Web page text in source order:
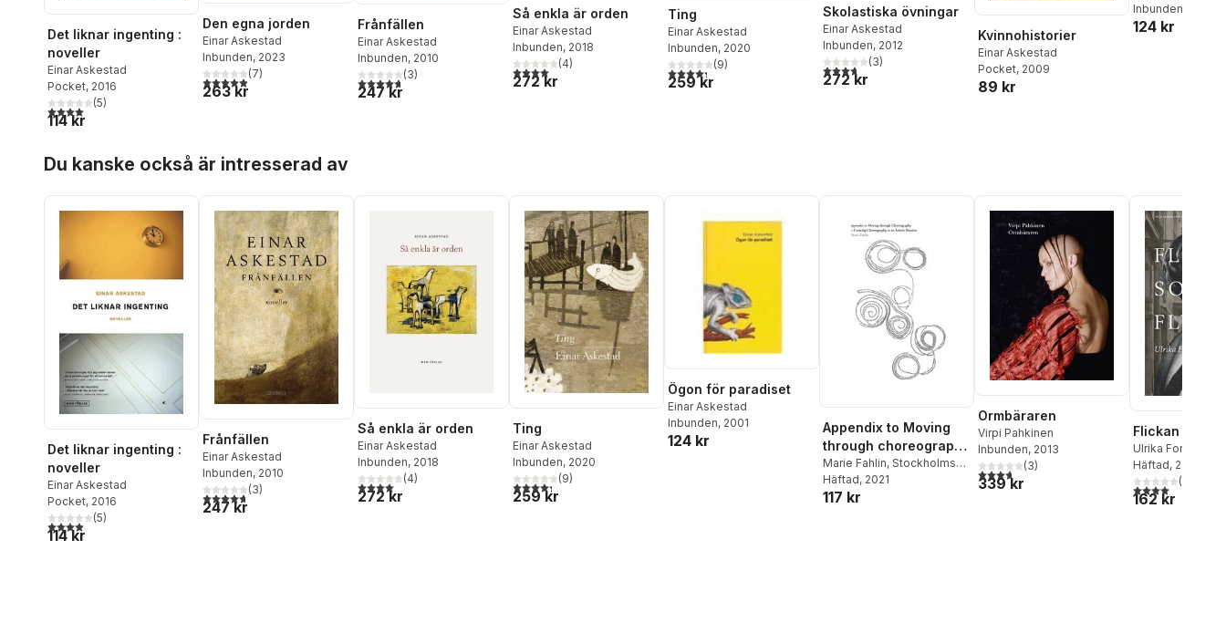
Det liknar ingenting :
noveller
Einar Askestad
Pocket, 2016
4,0utav 5 stjärnor. Totalt antal röster:
(5)
114 kr
Den egna jorden
Einar Askestad
Inbunden, 2023
4,9utav 5 stjärnor. Totalt antal röster:
(7)
263 kr
Frånfällen
Einar Askestad
Inbunden, 2010
4,7utav 5 stjärnor. Totalt antal röster:
(3)
247 kr
Så enkla är orden
Einar Askestad
Inbunden, 2018
4,0utav 5 stjärnor. Totalt antal röster:
(4)
272 kr
Ting
Einar Askestad
Inbunden, 2020
4,3utav 5 stjärnor. Totalt antal röster:
(9)
259 kr
Skolastiska övningar
Einar Askestad
Inbunden, 2012
3,7utav 5 stjärnor. Totalt antal röster:
(3)
272 kr
Kvinnohistorier
Einar Askestad
Pocket, 2009
89 kr
Inbunden
124 kr
Du kanske också är intresserad av
Det liknar ingenting :
noveller
Einar Askestad
Pocket, 2016
4,0utav 5 stjärnor. Totalt antal röster:
(5)
114 kr
Frånfällen
Einar Askestad
Inbunden, 2010
4,7utav 5 stjärnor. Totalt antal röster:
(3)
247 kr
Så enkla är orden
Einar Askestad
Inbunden, 2018
4,0utav 5 stjärnor. Totalt antal röster:
(4)
272 kr
Ting
Einar Askestad
Inbunden, 2020
4,3utav 5 stjärnor. Totalt antal röster:
(9)
259 kr
Ögon för paradiset
Einar Askestad
Inbunden, 2001
124 kr
Appendix to Moving
through choreography
: curating
choreography as an
artistic practice
Marie Fahlin, Stockholms
konstnärliga högskola
(SKH)
Häftad, 2021
117 kr
Ormbäraren
Virpi Pahkinen
Inbunden, 2013
3,7utav 5 stjärnor. Totalt antal röster:
(3)
339 kr
Flickan som
Ulrika Fornell
Häftad, 2011
4,0utav 5(
162 kr